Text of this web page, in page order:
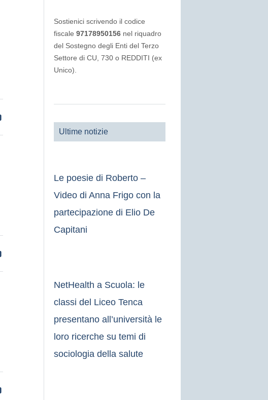
Sostienici scrivendo il codice
fiscale97178950156 nel riquadro
del Sostegno degli Enti del Terzo
Settore di CU, 730 o REDDITI (ex
Unico).
Ultime notizie
Le poesie di Roberto –
Video di Anna Frigo con la
partecipazione di Elio De
Capitani
NetHealth a Scuola: le
classi del Liceo Tenca
presentano all’università le
loro ricerche su temi di
sociologia della salute